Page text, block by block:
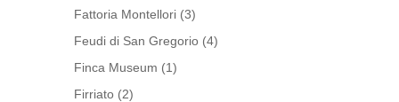
Fattoria Montellori (3)
Feudi di San Gregorio (4)
Finca Museum (1)
Firriato (2)